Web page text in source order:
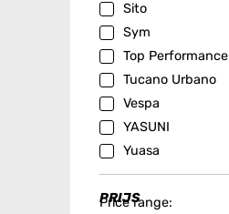
Sito
Sym
Top Performance
Tucano Urbano
Vespa
YASUNI
Yuasa
PRIJS
Price range: